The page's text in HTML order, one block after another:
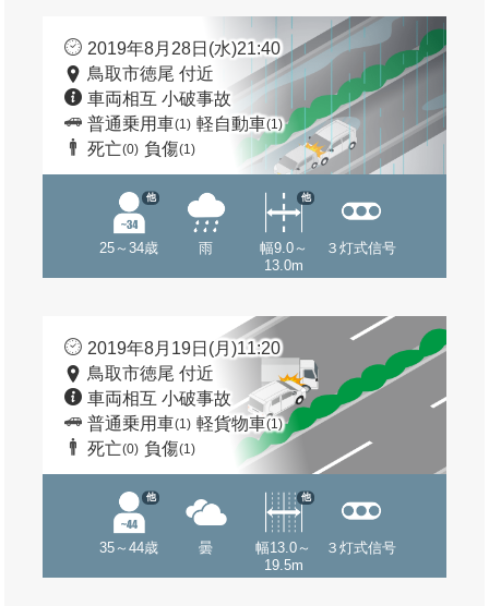
2019年8月28日(水)21:40
鳥取市徳尾 付近
車両相互 小破事故
普通乗用車(1) 軽自動車(1)
死亡(0) 負傷(1)
25～34歳
他
雨
幅9.0～
13.0m
他
３灯式信号
2019年8月19日(月)11:20
鳥取市徳尾 付近
車両相互 小破事故
普通乗用車(1) 軽貨物車(1)
死亡(0) 負傷(1)
35～44歳
他
曇
幅13.0～
19.5m
他
３灯式信号